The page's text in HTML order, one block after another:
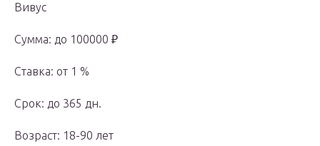
Вивус
Сумма: до 100000 ₽
Ставка: от 1 %
Срок: до 365 дн.
Возраст: 18-90 лет